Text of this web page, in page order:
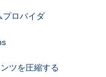
プロバイダ
ツを圧縮する